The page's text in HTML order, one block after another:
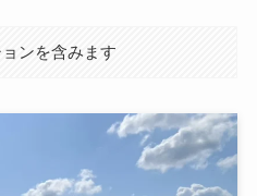
ンを含みます